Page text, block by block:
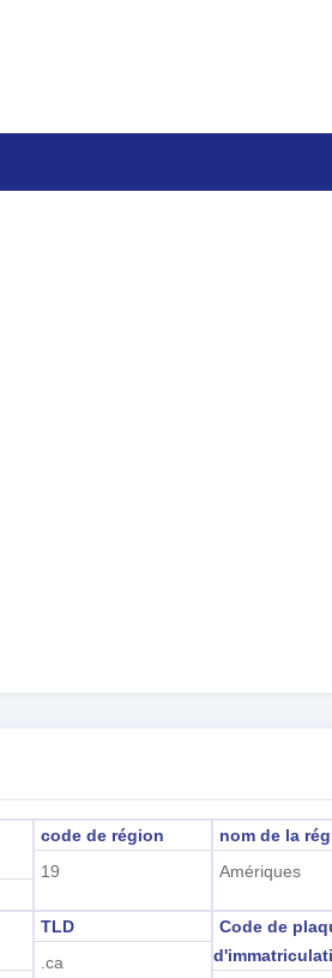
Canada
Anglais (officiel) 58,7 %, Français
code de région
19
nom de la
Amériques
TLD
.ca
Code de